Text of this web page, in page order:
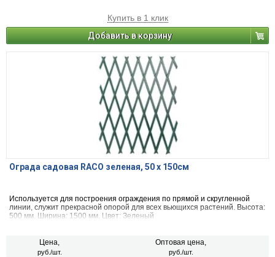
Купить в 1 клик
Добавить в корзину
Ограда садовая RACO зеленая, 50 х 150см
Используется для построения ограждения по прямой и скругленной
линии, служит прекрасной опорой для всех вьющихся растений. Высота:
500 мм. Ширина: 1500 мм. Цвет: Зеленый
Цена,
руб./шт.
Оптовая цена,
руб./шт.